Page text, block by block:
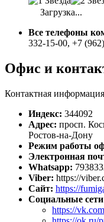
Загрузка...
Все телефоны
332-15-00, +7
Офис и
Контактная
Индекс: 344092
Адрес: просп.
Ростов-на-Дону
Режим работы
Электронная
Whatsapp:
Viber: https://
Сайт: https://
Социальные
https://